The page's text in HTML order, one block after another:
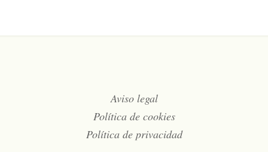
Aviso legal
Política de cookies
Política de privacidad